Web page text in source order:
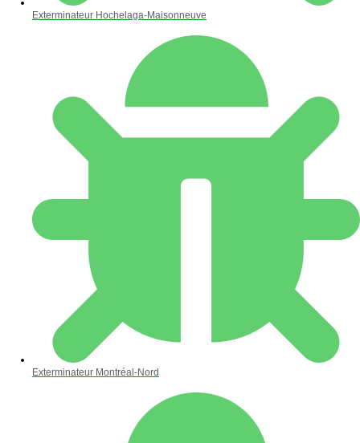
Exterminateur Hochelaga-Maisonneuve
Exterminateur Montréal-Nord